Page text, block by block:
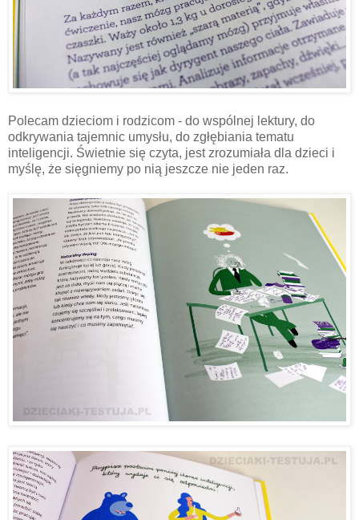
Polecam dzieciom i rodzicom - do wspólnej lektury, do
odkrywania tajemnic umysłu, do zgłębiania tematu
inteligencji. Świetnie się czyta, jest zrozumiała dla dzieci i
myślę, że sięgniemy po nią jeszcze nie jeden raz.